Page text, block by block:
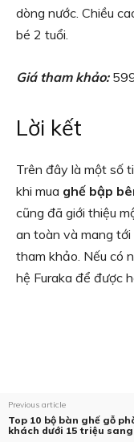
dòng nước. Chiều
bé 2 tuổi.
Giá tham khảo:
Lời kết
Trên đây là một số
khi mua ghế bập
cũng đã giới thiệu
an toàn và mang
tham khảo. Nếu có
hệ Furaka để được
Previous article
Top 10 bộ bàn ghế gỗ
khách dưới 15 triệu